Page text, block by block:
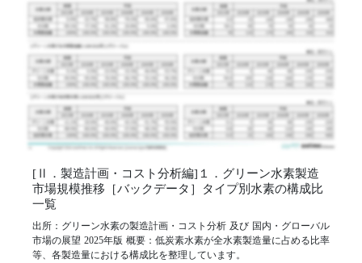
[Ⅱ．製造計画・コスト分析編]１．グリーン水素製造
市場規模推移［バックデータ］タイプ別水素の構成比
一覧
出所：グリーン水素の製造計画・コスト分析 及び 国内・グローバル
市場の展望 2025年版 概要：低炭素水素が全水素製造量に占める比率
等、各製造量における構成比を整理しています。